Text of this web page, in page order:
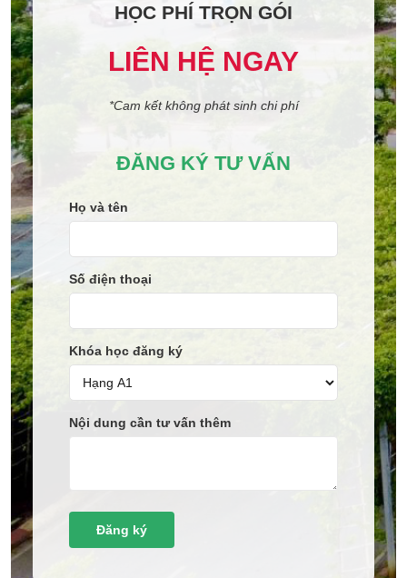
HỌC PHÍ TRỌN GÓI
LIÊN HỆ NGAY
*Cam kết không phát sinh chi phí
ĐĂNG KÝ TƯ VẤN
Họ và tên
Số điện thoại
Khóa học đăng ký
Nội dung cần tư vấn thêm